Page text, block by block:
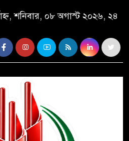
শনিবার, ০৮ অগাস্ট ২০২৬, ২৪